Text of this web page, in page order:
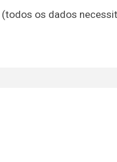
os dados